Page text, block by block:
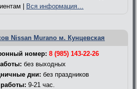
| Вся информация…
Nissan Murano м. Кунцевская
номер: 8 (985) 143-22-26
без выходных
дни: без праздников
9-21 час.